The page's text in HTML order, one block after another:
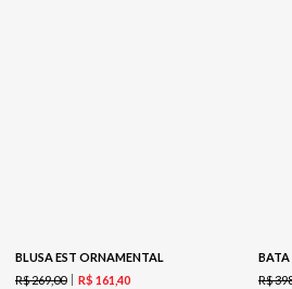
BLUSA EST ORNAMENTAL
R$269,00 R$ 161 40
R$